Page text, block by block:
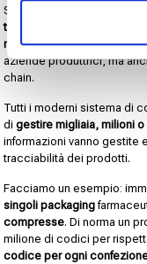
Se l’introduzione dell’
tracciabilità
e aiuta a
monitorare e gestire
aziende produttrici, ma
chain.
Tutti i moderni sistema di
digestire migliaia, milioni
informazioni vanno gestite
tracciabilità dei prodotti.
Facciamo un esempio:
singoli packaging
compresse. Di norma un
milione di codici per
codice per ogni